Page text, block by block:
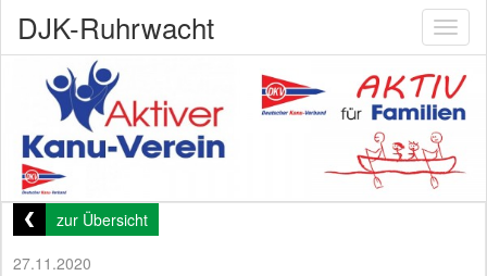
DJK-Ruhrwacht
zur Übersicht
27.11.2020